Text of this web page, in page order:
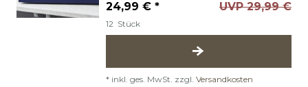
UVP 29,99 €
24,99 € *
12 Stück
* inkl. ges. MwSt. zzgl. Versandkosten